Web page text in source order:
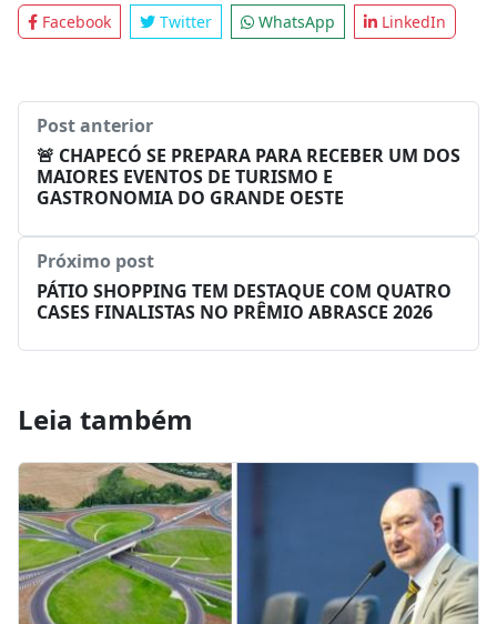
Facebook Twitter WhatsApp LinkedIn
Post anterior
🚨 CHAPECÓ SE PREPARA PARA RECEBER UM DOS
MAIORES EVENTOS DE TURISMO E
GASTRONOMIA DO GRANDE OESTE
Próximo post
PÁTIO SHOPPING TEM DESTAQUE COM QUATRO
CASES FINALISTAS NO PRÊMIO ABRASCE 2026
Leia também